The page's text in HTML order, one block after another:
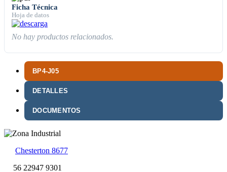
BP4-J05
DETALLES
DOCUMENTOS
Ficha Técnica
Hoja de datos
No hay productos relacionados.
Chesterton 8677
56 22947 9301